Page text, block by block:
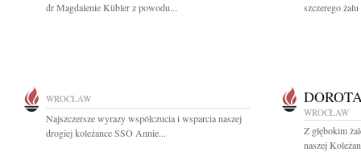
dr Magdalenie Kübler z powodu...
szczerego
WROCŁAW
Najszczersze wyrazy współczucia i wsparcia naszej
drogiej koleżance SSO Annie...
WROCŁAW
Z głębokim
naszej